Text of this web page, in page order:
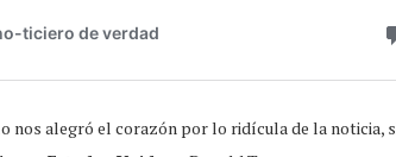
nos alegró el corazón por lo ridícula de la noticia,